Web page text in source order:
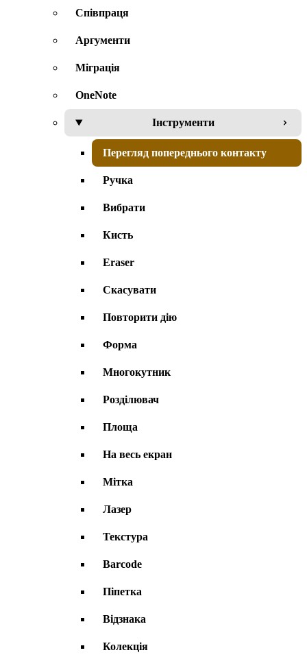
Співпраця
Аргументи
Міграція
OneNote
Інструменти
Перегляд попереднього контакту
Ручка
Вибрати
Кисть
Eraser
Скасувати
Повторити дію
Форма
Многокутник
Розділювач
Площа
На весь екран
Мітка
Лазер
Текстура
Barcode
Піпетка
Відзнака
Колекція